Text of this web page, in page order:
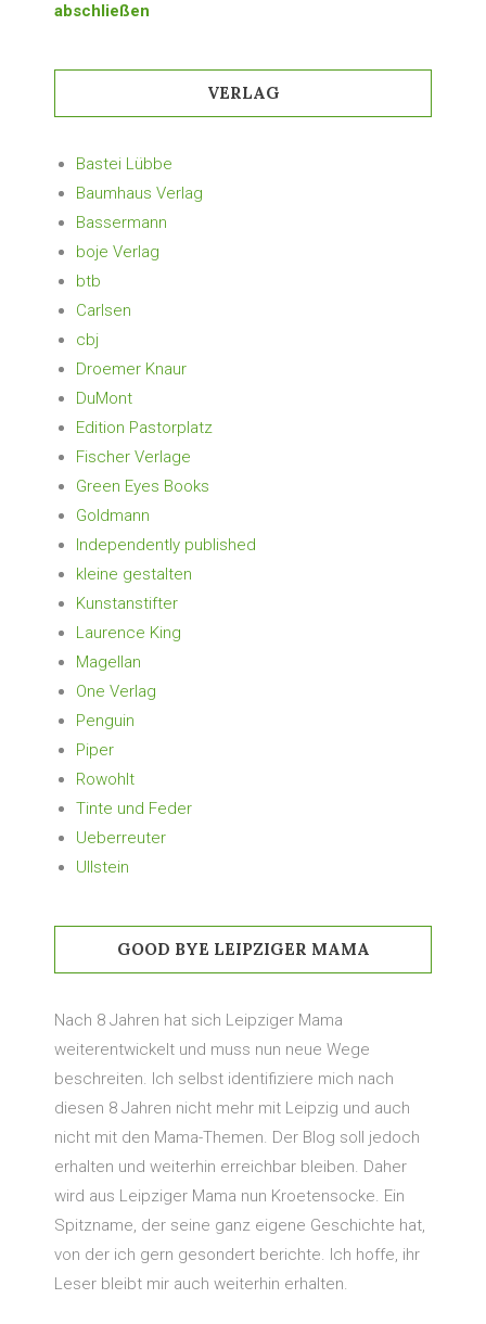
abschließen
VERLAG
Bastei Lübbe
Baumhaus Verlag
Bassermann
boje Verlag
btb
Carlsen
cbj
Droemer Knaur
DuMont
Edition Pastorplatz
Fischer Verlage
Green Eyes Books
Goldmann
Independently published
kleine gestalten
Kunstanstifter
Laurence King
Magellan
One Verlag
Penguin
Piper
Rowohlt
Tinte und Feder
Ueberreuter
Ullstein
GOOD BYE LEIPZIGER MAMA
Nach 8 Jahren hat sich Leipziger Mama
weiterentwickelt und muss nun neue Wege
beschreiten. Ich selbst identifiziere mich nach
diesen 8 Jahren nicht mehr mit Leipzig und auch
nicht mit den Mama-Themen. Der Blog soll jedoch
erhalten und weiterhin erreichbar bleiben. Daher
wird aus Leipziger Mama nun Kroetensocke. Ein
Spitzname, der seine ganz eigene Geschichte hat,
von der ich gern gesondert berichte. Ich hoffe, ihr
Leser bleibt mir auch weiterhin erhalten.